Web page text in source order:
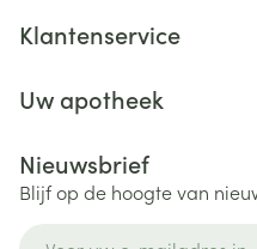
Klantenservice
Uw apotheek
Nieuwsbrief
Blijf op de hoogte van